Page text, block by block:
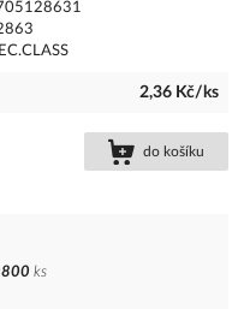
2,36 Kč/ks
do košíku
ks